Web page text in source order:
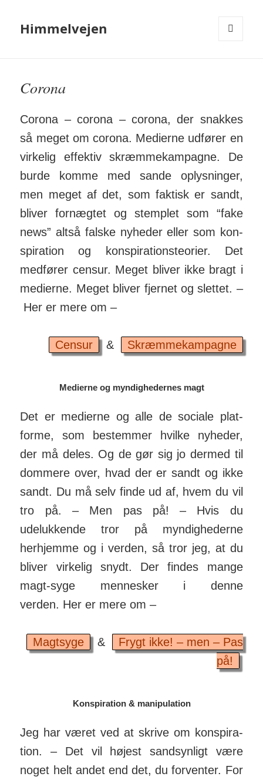
Himmelvejen
Corona
Corona – corona – corona, der snakkes
så meget om corona. Medierne ud­fører en
vir­kelig effektiv skræm­me­kam­pagne. De
burde komme med sande op­lys­ninger,
men meget af det, som faktisk er sandt,
bliver for­nægtet og stemplet som “fake
news” altså falske ny­heder eller som kon­
spira­tion og kon­spira­tions­teorier. Det
medfører censur. Meget bliver ikke bragt i
medierne. Meget bliver fjernet og slettet. –
Her er mere om –
Censur & Skræmmekampagne
Medierne og myndighedernes magt
Det er medierne og alle de sociale plat­
forme, som be­stemmer hvilke ny­heder,
der må deles. Og de gør sig jo dermed til
dommere over, hvad der er sandt og ikke
sandt. Du må selv finde ud af, hvem du vil
tro på. – Men pas på! – Hvis du
udelukkende tror på myndighederne
herhjemme og i verden, så tror jeg, at du
bliver virkelig snydt. Der findes mange
magt-syge mennesker i denne
verden. Her er mere om –
Magtsyge &
Frygt ikke! – men – Pas
på!
Konspiration & manipulation
Jeg har været ved at skrive om kon­spira­
tion. – Det vil højest sand­syn­ligt være
noget helt andet end det, du for­venter. For